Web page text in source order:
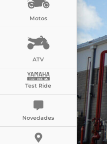
Motos
ATV
Test Ride
Novedades